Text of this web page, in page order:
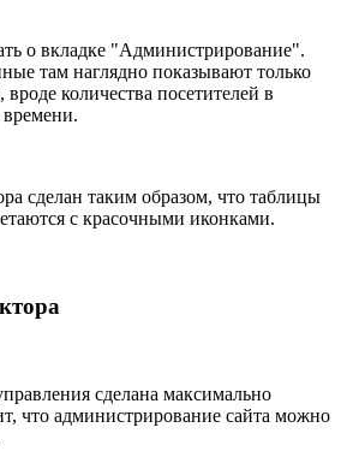
о вкладке "Администрирование".
там наглядно показывают только
количества посетителей в
сделан таким образом, что таблицы
с красочными иконками.
сделана максимально
что администрирование сайта можно